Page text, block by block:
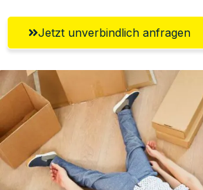
Jetzt unverbindlich anfragen